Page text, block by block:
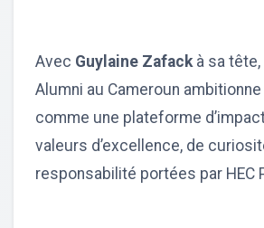
Avec Guylaine Zafack à sa tête,
Alumni au Cameroun
comme une plateforme
valeurs d’excellence, de
responsabilité portées par HEC